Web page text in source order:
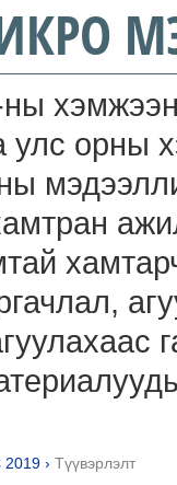
улс орны
› Түүвэрлэлт